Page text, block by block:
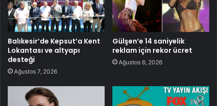
Balıkesir’de Kepsut’a Kent
Lokantası ve altyapı
desteği
Ağustos 7, 2026
Gülşen’e 14 saniyelik
reklam için rekor ücret
Ağustos 6, 2026